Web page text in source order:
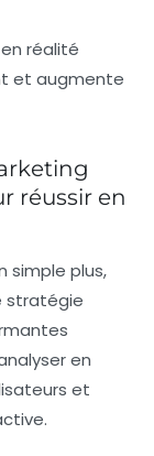
réalité
et augmente
réussir en
simple plus,
stratégie
en
et